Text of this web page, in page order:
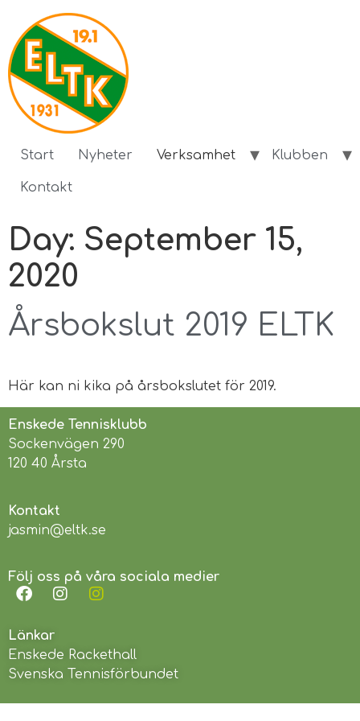
Start Nyheter Verksamhet Klubben
Kontakt
Day: September 15,
2020
Årsbokslut 2019 ELTK
Här kan ni kika på årsbokslutet för 2019.
Enskede Tennisklubb
Sockenvägen 290
120 40 Årsta
Kontakt
jasmin@eltk.se
Följ oss på våra sociala medier
Länkar
Enskede Rackethall
Svenska Tennisförbundet